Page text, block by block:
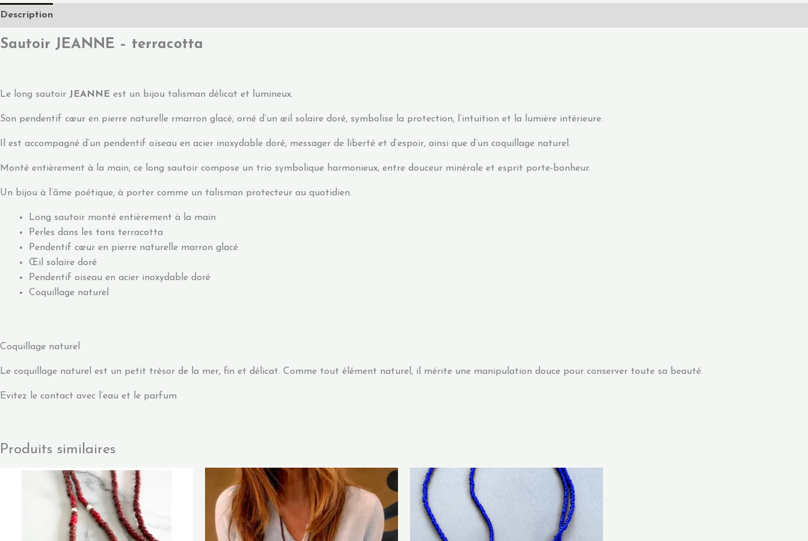
Description
Sautoir JEANNE – terracotta
Le long sautoir JEANNE est un bijou talisman délicat et lumineux.
Son pendentif cœur en pierre naturelle rmarron glacé, orné d’un œil solaire doré, symbolise la protection, l’intuition et la lumière intérieure.
Il est accompagné d’un pendentif oiseau en acier inoxydable doré, messager de liberté et d’espoir, ainsi que d’un coquillage naturel.
Monté entièrement à la main, ce long sautoir compose un trio symbolique harmonieux, entre douceur minérale et esprit porte-bonheur.
Un bijou à l’âme poétique, à porter comme un talisman protecteur au quotidien.
Long sautoir monté entièrement à la main
Perles dans les tons terracotta
Pendentif cœur en pierre naturelle marron glacé
Œil solaire doré
Pendentif oiseau en acier inoxydable doré
Coquillage naturel
Coquillage naturel
Le coquillage naturel est un petit trésor de la mer, fin et délicat. Comme tout élément naturel, il mérite une manipulation douce pour conserver toute sa beauté.
Evitez le contact avec l’eau et le parfum
Produits similaires